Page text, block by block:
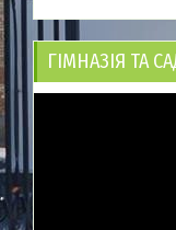
ГІМНАЗІЯ ТА